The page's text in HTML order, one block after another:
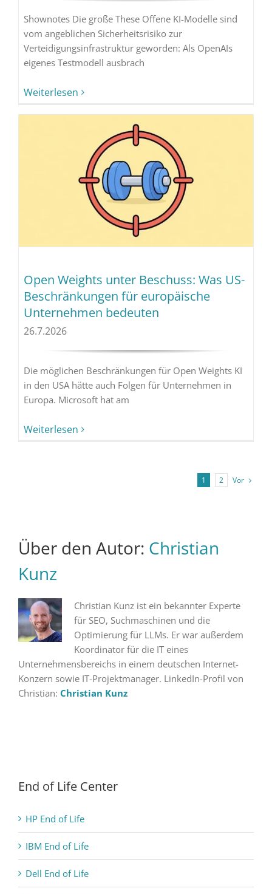
Shownotes Die große These Offene KI-Modelle sind
vom angeblichen Sicherheitsrisiko zur
Verteidigungsinfrastruktur geworden: Als OpenAIs
eigenes Testmodell ausbrach
Weiterlesen
Open Weights unter Beschuss: Was US-
Beschränkungen für europäische
Unternehmen bedeuten
26.7.2026
Die möglichen Beschränkungen für Open Weights KI
in den USA hätte auch Folgen für Unternehmen in
Europa. Microsoft hat am
Weiterlesen
1 2 Vor
Über den Autor: Christian
Kunz
Christian Kunz ist ein bekannter Experte
für SEO, Suchmaschinen und die
Optimierung für LLMs. Er war außerdem
Koordinator für die IT eines
Unternehmensbereichs in einem deutschen Internet-
Konzern sowie IT-Projektmanager. LinkedIn-Profil von
Christian: Christian Kunz
End of Life Center
HP End of Life
IBM End of Life
Dell End of Life